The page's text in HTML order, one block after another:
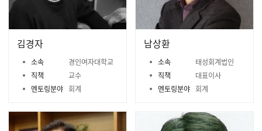
김경자
소속
경인여자대학교
직책
교수
멘토링분야 회계
남상환
소속
태성회계법인
직책
대표이사
멘토링분야 회계